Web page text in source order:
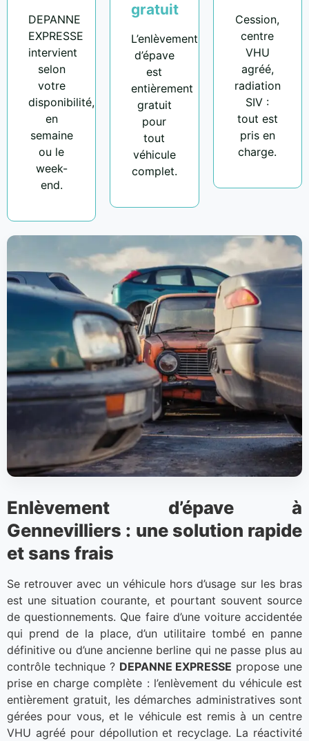
DEPANNE
EXPRESSE
intervient
selon
votre
disponibilité,
en
semaine
ou le
week-
end.
gratuit
L’enlèvement
d’épave
est
entièrement
gratuit
pour
tout
véhicule
complet.
Cession,
centre
VHU
agréé,
radiation
SIV :
tout est
pris en
charge.
Enlèvement d’épave à
Gennevilliers : une solution rapide
et sans frais
Se retrouver avec un véhicule hors d’usage sur les bras
est une situation courante, et pourtant souvent source
de questionnements. Que faire d’une voiture accidentée
qui prend de la place, d’un utilitaire tombé en panne
définitive ou d’une ancienne berline qui ne passe plus au
contrôle technique ? DEPANNE EXPRESSE propose une
prise en charge complète : l’enlèvement du véhicule est
entièrement gratuit, les démarches administratives sont
gérées pour vous, et le véhicule est remis à un centre
VHU agréé pour dépollution et recyclage. La réactivité